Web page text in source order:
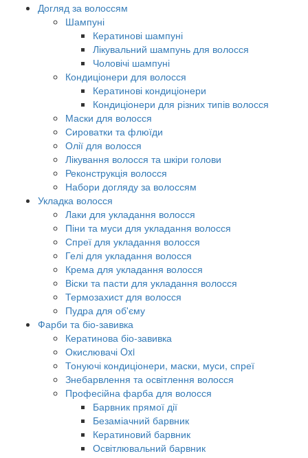
Догляд за волоссям
Шампуні
Кератинові шампуні
Лікувальний шампунь для волосся
Чоловічі шампуні
Кондиціонери для волосся
Кератинові кондиціонери
Кондиціонери для різних типів волосся
Маски для волосся
Сироватки та флюїди
Олії для волосся
Лікування волосся та шкіри голови
Реконструкція волосся
Набори догляду за волоссям
Укладка волосся
Лаки для укладання волосся
Піни та муси для укладання волосся
Спреї для укладання волосся
Гелі для укладання волосся
Крема для укладання волосся
Віски та пасти для укладання волосся
Термозахист для волосся
Пудра для об'єму
Фарби та біо-завивка
Кератинова біо-завивка
Окислювачі Oxi
Тонуючі кондиціонери, маски, муси, спреї
Знебарвлення та освітлення волосся
Професійна фарба для волосся
Барвник прямої дії
Безаміачний барвник
Кератиновий барвник
Освітлювальний барвник